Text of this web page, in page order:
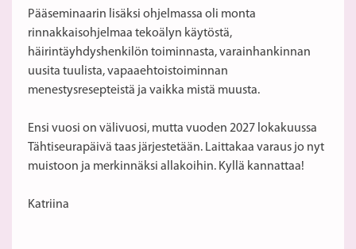
Pääseminaarin lisäksi ohjelmassa oli monta
rinnakkaisohjelmaa tekoälyn käytöstä,
häirintäyhdyshenkilön toiminnasta, varainhankinnan
uusita tuulista, vapaaehtoistoiminnan
menestysresepteistä ja vaikka mistä muusta.
Ensi vuosi on välivuosi, mutta vuoden 2027 lokakuussa
Tähtiseurapäivä taas järjestetään. Laittakaa varaus jo nyt
muistoon ja merkinnäksi allakoihin. Kyllä kannattaa!
Katriina